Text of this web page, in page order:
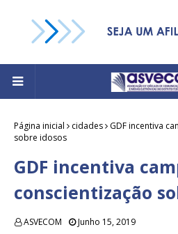
Página inicial cidades
GDF incentiva
sobre idosos
GDF incentiva
conscientização
ASVECOM Junho 15, 2019